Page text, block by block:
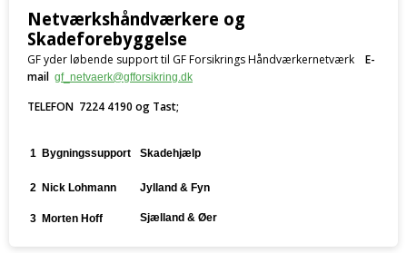
Netværkshåndværkere og
Skadeforebyggelse
GF yder løbende support til GF Forsikrings Håndværkernetværk E-
mail gf_netvaerk@gfforsikring.dk
TELEFON 7224 4190 og Tast;
1 Bygningssupport Skadehjælp
2 Nick Lohmann
3 Morten Hoff
Jylland & Fyn
Sjælland & Øer